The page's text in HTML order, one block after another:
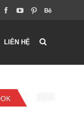
LIÊN HỆ